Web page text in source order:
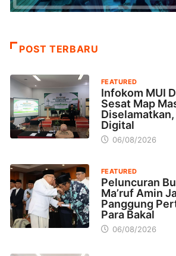
POST TERBARU
FEATURED
Infokom MUI
Sesat Map
Digital
06/08/2026
FEATURED
Peluncuran
Ma’ruf Amin
Panggung
Para Bakal
06/08/2026